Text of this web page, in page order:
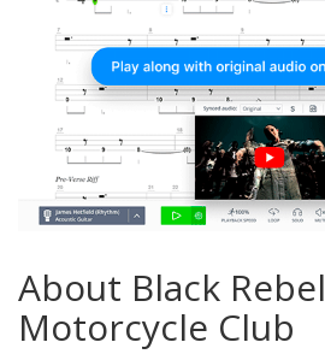
About Black Rebel
Motorcycle Club